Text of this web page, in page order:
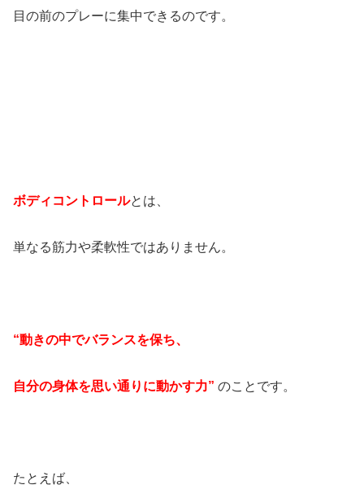
目の前のプレーに集中できるのです。
ボディコントロールとは、
単なる筋力や柔軟性ではありません。
“動きの中でバランスを保ち、
自分の身体を思い通りに動かす力” のことです。
たとえば、